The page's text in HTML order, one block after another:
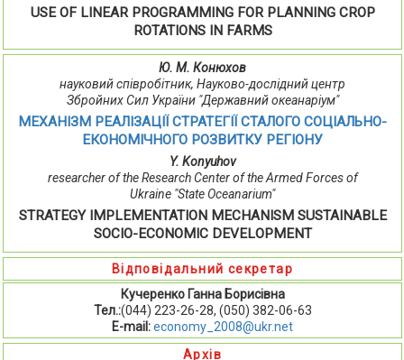
USE OF LINEAR PROGRAMMING FOR PLANNING CROP
ROTATIONS IN FARMS
Ю. М. Конюхов
науковий співробітник, Науково-дослідний центр
Збройних Сил України "Державний океанаріум"
МЕХАНІЗМ РЕАЛІЗАЦІЇ СТРАТЕГІЇ СТАЛОГО СОЦІАЛЬНО-
ЕКОНОМІЧНОГО РОЗВИТКУ РЕГІОНУ
Y. Konyuhov
researcher of the Research Center of the Armed Forces of
Ukraine "State Oceanarium"
STRATEGY IMPLEMENTATION MECHANISM SUSTAINABLE
SOCIO-ECONOMIC DEVELOPMENT
Відповідальний секретар
Кучеренко Ганна Борисівна
Тел.:(044) 223-26-28, (050) 382-06-63
E-mail:economy_2008@ukr.net
Архів